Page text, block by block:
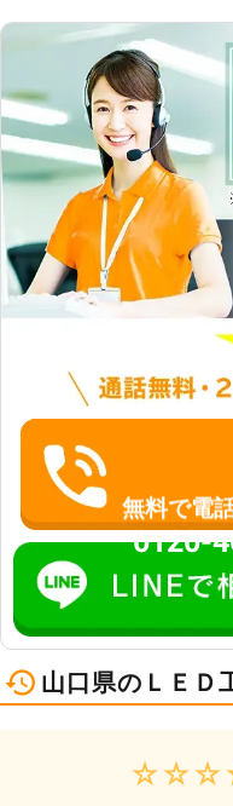
無料で電
0120-
山口県のＬＥＤ